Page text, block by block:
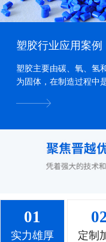
塑胶行业应用案例
塑胶主要由碳、氧、氢
为固体，在制造过程中
01
实力雄厚 定制